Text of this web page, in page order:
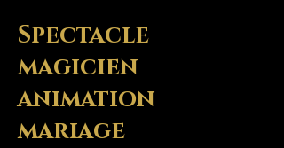
Spectacle
magicien
animation
mariage